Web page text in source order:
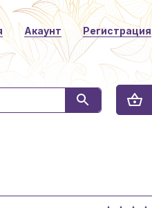
Акаунт Регистрация